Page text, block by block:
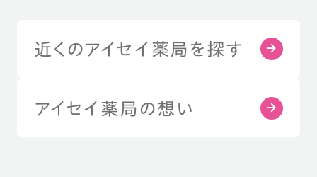
近くのアイセイ薬局を探す
アイセイ薬局の想い